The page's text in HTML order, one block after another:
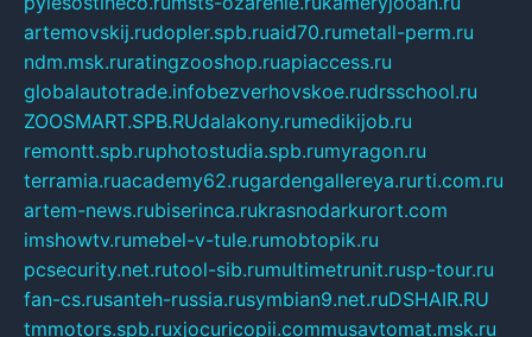
artemovskij.rudopler.spb.ruaid70.rumetall-perm.ru
ndm.msk.ruratingzooshop.ruapiaccess.ru
globalautotrade.infobezverhovskoe.rudrsschool.ru
ZOOSMART.SPB.RUdalakony.rumedikijob.ru
remontt.spb.ruphotostudia.spb.rumyragon.ru
terramia.ruacademy62.rugardengallereya.rurti.com.ru
artem-news.rubiserinca.rukrasnodarkurort.com
imshowtv.rumebel-v-tule.rumobtopik.ru
pcsecurity.net.rutool-sib.rumultimetrunit.rusp-tour.ru
fan-cs.rusanteh-russia.rusymbian9.net.ruDSHAIR.RU
tmmotors.spb.ruxjocuricopii.commusavtomat.msk.ru